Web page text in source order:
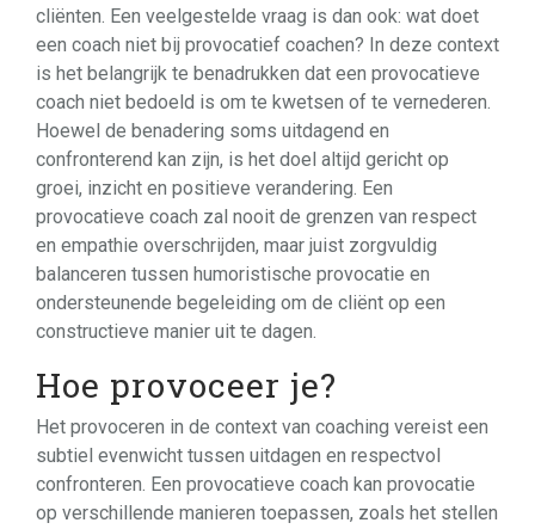
cliënten. Een veelgestelde vraag is dan ook: wat doet
een coach niet bij provocatief coachen? In deze context
is het belangrijk te benadrukken dat een provocatieve
coach niet bedoeld is om te kwetsen of te vernederen.
Hoewel de benadering soms uitdagend en
confronterend kan zijn, is het doel altijd gericht op
groei, inzicht en positieve verandering. Een
provocatieve coach zal nooit de grenzen van respect
en empathie overschrijden, maar juist zorgvuldig
balanceren tussen humoristische provocatie en
ondersteunende begeleiding om de cliënt op een
constructieve manier uit te dagen.
Hoe provoceer je?
Het provoceren in de context van coaching vereist een
subtiel evenwicht tussen uitdagen en respectvol
confronteren. Een provocatieve coach kan provocatie
op verschillende manieren toepassen, zoals het stellen